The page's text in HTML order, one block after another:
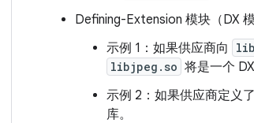
Defining-Extension 模块（DX
示例 1： 如果供应商向
libjpeg.so 将是一个
示例 2： 如果供应商定义
库。